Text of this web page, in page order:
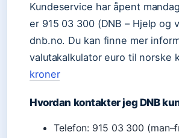
Kundeservice har åpent
er 915 03 300 (DNB – Hjelp og
dnb.no. Du kan finne mer
valutakalkulator euro til norske
kroner
Hvordan kontakter jeg DNB
Telefon: 915 03 300